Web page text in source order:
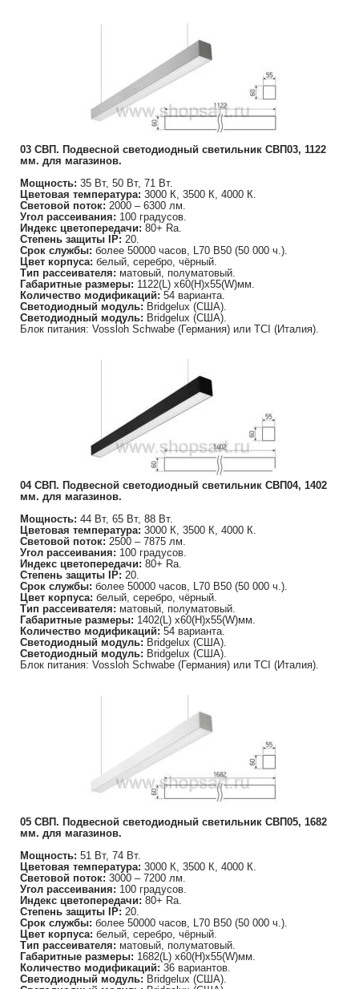
03 СВП. Подвесной светодиодный светильник СВП03, 1122
мм. для магазинов.
Мощность: 35 Вт, 50 Вт, 71 Вт.
Цветовая температура: 3000 К, 3500 К, 4000 К.
Световой поток: 2000 – 6300 лм.
Угол рассеивания: 100 градусов.
Индекс цветопередачи: 80+ Ra.
Степень защиты IP: 20.
Срок службы: более 50000 часов, L70 B50 (50 000 ч.).
Цвет корпуса: белый, серебро, чёрный.
Тип рассеивателя: матовый, полуматовый.
Габаритные размеры: 1122(L) х60(H)х55(W)мм.
Количество модификаций: 54 варианта.
Светодиодный модуль: Bridgelux (США).
Светодиодный модуль: Bridgelux (США).
Блок питания: Vossloh Schwabe (Германия) или TCI (Италия).
04 СВП. Подвесной светодиодный светильник СВП04, 1402
мм. для магазинов.
Мощность: 44 Вт, 65 Вт, 88 Вт.
Цветовая температура: 3000 К, 3500 К, 4000 К.
Световой поток: 2500 – 7875 лм.
Угол рассеивания: 100 градусов.
Индекс цветопередачи: 80+ Ra.
Степень защиты IP: 20.
Срок службы: более 50000 часов, L70 B50 (50 000 ч.).
Цвет корпуса: белый, серебро, чёрный.
Тип рассеивателя: матовый, полуматовый.
Габаритные размеры: 1402(L) х60(H)х55(W)мм.
Количество модификаций: 54 варианта.
Светодиодный модуль: Bridgelux (США).
Светодиодный модуль: Bridgelux (США).
Блок питания: Vossloh Schwabe (Германия) или TCI (Италия).
05 СВП. Подвесной светодиодный светильник СВП05, 1682
мм. для магазинов.
Мощность: 51 Вт, 74 Вт.
Цветовая температура: 3000 К, 3500 К, 4000 К.
Световой поток: 3000 – 7200 лм.
Угол рассеивания: 100 градусов.
Индекс цветопередачи: 80+ Ra.
Степень защиты IP: 20.
Срок службы: более 50000 часов, L70 B50 (50 000 ч.).
Цвет корпуса: белый, серебро, чёрный.
Тип рассеивателя: матовый, полуматовый.
Габаритные размеры: 1682(L) х60(H)х55(W)мм.
Количество модификаций: 36 вариантов.
Светодиодный модуль: Bridgelux (США).